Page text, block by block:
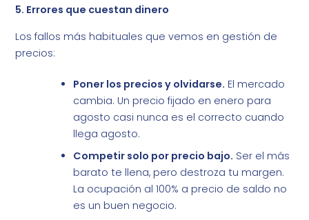
5. Errores que cuestan dinero
Los fallos más habituales que vemos en gestión de
precios:
Poner los precios y olvidarse. El mercado
cambia. Un precio fijado en enero para
agosto casi nunca es el correcto cuando
llega agosto.
Competir solo por precio bajo. Ser el más
barato te llena, pero destroza tu margen.
La ocupación al 100% a precio de saldo no
es un buen negocio.